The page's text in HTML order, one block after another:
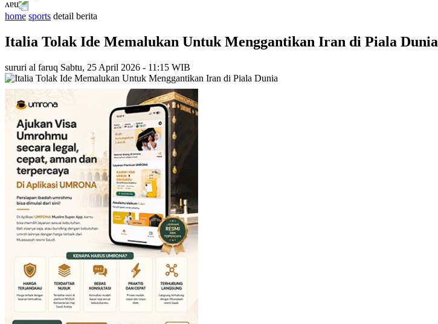
home sports detail berita
Italia Tolak Ide Memalukan Untuk Menggantikan Iran di Piala Dunia
sururi al faruq Sabtu, 25 April 2026 - 11:15 WIB